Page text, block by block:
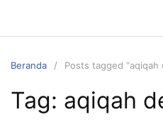
Beranda Posts tagged “aqiqah
Tag: aqiqah